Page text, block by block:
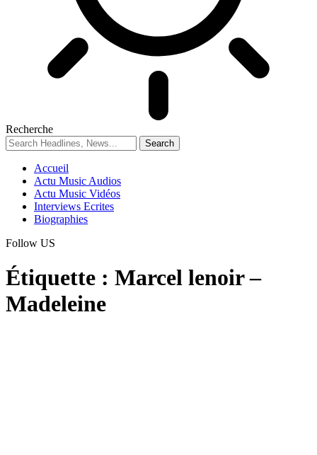
Recherche
Accueil
Actu Music Audios
Actu Music Vidéos
Interviews Ecrites
Biographies
Follow US
Étiquette : Marcel lenoir –
Madeleine